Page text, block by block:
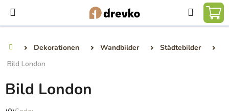
Inhalt
springen
Suchen
Dekorationen Wandbilder
Städtebilder
Bild London
Bild London